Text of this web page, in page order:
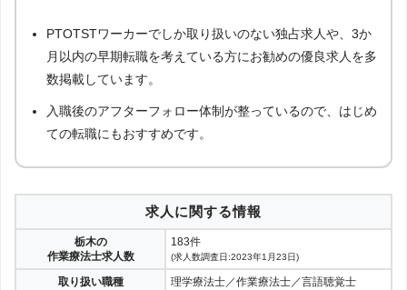
PTOTSTワーカーでしか取り扱いのない独占求人や、3か
月以内の早期転職を考えている方にお勧めの優良求人を多
数掲載しています。
入職後のアフターフォロー体制が整っているので、はじめ
ての転職にもおすすめです。
求人に関する情報
栃木の
作業療法士求人数
183件
(求人数調査日:2023年1月23日)
取り扱い職種 理学療法士／作業療法士／言語聴覚士